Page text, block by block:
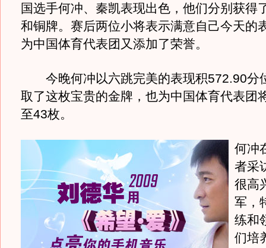
国选手何冲、秦凯表现出色，他们分别获得
和铜牌。赛后两位小将表示满意自己今天的
为中国体育代表团又添加了荣誉。
今晚何冲以六跳完美的表现积572.90分
取了这枚宝贵的金牌，也为中国体育代表团
至43枚。
何冲
者采
很高
军，
练和
们培